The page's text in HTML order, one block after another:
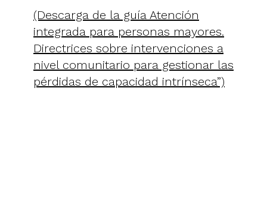
(Descarga de la guía Atención
integrada para personas mayores.
Directrices sobre intervenciones a
nivel comunitario para gestionar las
pérdidas de capacidad intrínseca”)